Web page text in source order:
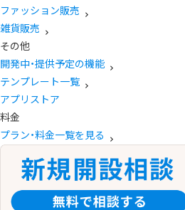
ファッション販売
雑貨販売
その他
開発中・提供予定の機能
テンプレート一覧
アプリストア
料金
プラン・料金一覧を見る